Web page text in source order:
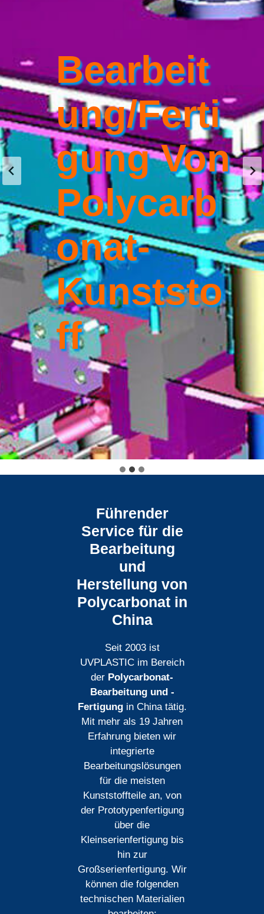
Bearbeit
Ung/Ferti
Gung Von
Polycarb
Onat-
Kunststo
Ff
Führender
Service für die
Bearbeitung
und
Herstellung von
Polycarbonat in
China
Seit 2003 ist
UVPLASTIC im Bereich
der Polycarbonat-
Bearbeitung und -
Fertigungin China tätig.
Mit mehr als 19 Jahren
Erfahrung bieten wir
integrierte
Bearbeitungslösungen
für die meisten
Kunststoffteile an, von
der Prototypenfertigung
über die
Kleinserienfertigung bis
hin zur
Großserienfertigung. Wir
können die folgenden
technischen Materialien